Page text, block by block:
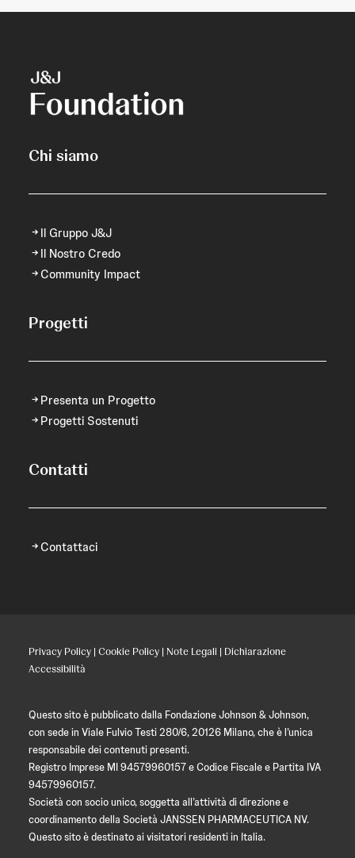
Chi siamo
Il Gruppo J&J
Il Nostro Credo
Community Impact
Progetti
Presenta un Progetto
Progetti Sostenuti
Contatti
Contattaci
Privacy Policy | Cookie Policy | Note Legali | Dichiarazione
Accessibilità
Questo sito è pubblicato dalla Fondazione Johnson & Johnson,
con sede in Viale Fulvio Testi 280/6, 20126 Milano, che è l’unica
responsabile dei contenuti presenti.
Registro Imprese MI 94579960157 e Codice Fiscale e Partita IVA
94579960157.
Società con socio unico, soggetta all’attività di direzione e
coordinamento della Società JANSSEN PHARMACEUTICA NV.
Questo sito è destinato ai visitatori residenti in Italia.